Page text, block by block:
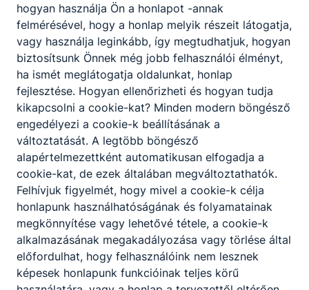
hogyan használja Ön a honlapot -annak
felmérésével, hogy a honlap melyik részeit látogatja,
vagy használja leginkább, így megtudhatjuk, hogyan
biztosítsunk Önnek még jobb felhasználói élményt,
ha ismét meglátogatja oldalunkat, honlap
fejlesztése. Hogyan ellenőrizheti és hogyan tudja
kikapcsolni a cookie-kat? Minden modern böngésző
engedélyezi a cookie-k beállításának a
változtatását. A legtöbb böngésző
alapértelmezettként automatikusan elfogadja a
cookie-kat, de ezek általában megváltoztathatók.
Felhívjuk figyelmét, hogy mivel a cookie-k célja
honlapunk használhatóságának és folyamatainak
megkönnyítése vagy lehetővé tétele, a cookie-k
alkalmazásának megakadályozása vagy törlése által
előfordulhat, hogy felhasználóink nem lesznek
képesek honlapunk funkcióinak teljes körű